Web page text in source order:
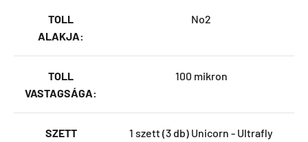
TOLL
ALAKJA:
No2
TOLL
VASTAGSÁGA:
100 mikron
SZETT
1 szett (3 db) Unicorn - Ultrafly